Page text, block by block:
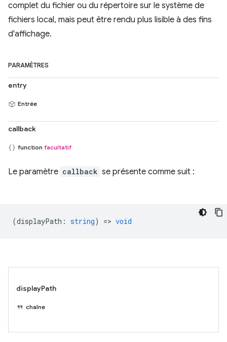
complet du fichier ou du répertoire sur le système de
fichiers local, mais peut être rendu plus lisible à des fins
d'affichage.
PARAMÈTRES
entry
Entrée
callback
function facultatif
Le paramètre callback se présente comme suit :
(displayPath : string) => void
displayPath
chaîne